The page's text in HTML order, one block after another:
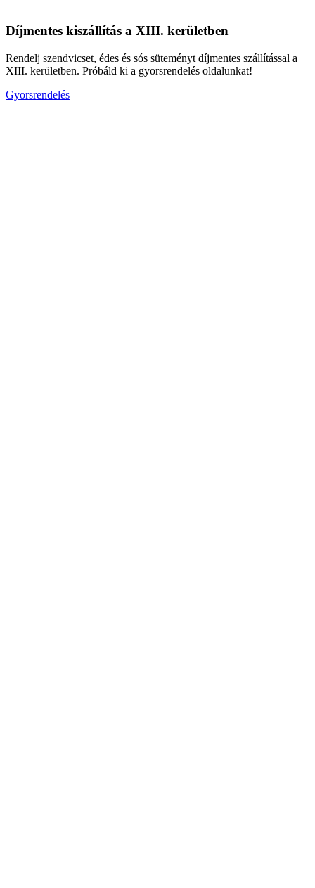
Díjmentes kiszállítás a XIII. kerületben
Rendelj szendvicset, édes és sós süteményt díjmentes szállítással a
XIII. kerületben. Próbáld ki a gyorsrendelés oldalunkat!
Gyorsrendelés